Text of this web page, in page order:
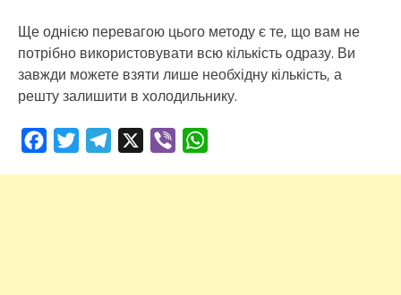
Ще однією перевагою цього методу є те, що вам не
потрібно використовувати всю кількість одразу. Ви
завжди можете взяти лише необхідну кількість, а
решту залишити в холодильнику.
FacebookTwitterTelegram Viber